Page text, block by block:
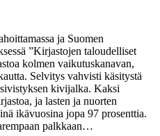
ja Suomen
”Kirjastojen taloudelliset
kolmen vaikutuskanavan,
Selvitys vahvisti käsitystä
kivijalka. Kaksi
ja lasten ja nuorten
ikävuosina jopa 97 prosenttia.
palkkaan…